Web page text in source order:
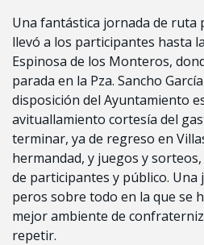
Una fantástica jornada de ruta
llevó a los participantes hasta
Espinosa de los Monteros,
parada en la Pza. Sancho
disposición del Ayuntamiento
avituallamiento cortesía del
terminar, ya de regreso en
hermandad, y juegos y
de participantes y público. Una
peros sobre todo en la que se
mejor ambiente de
repetir.